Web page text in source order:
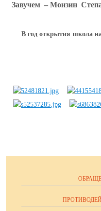
Завучем – Монзин
В год открытия школа